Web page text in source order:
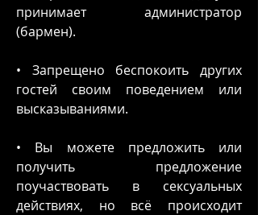
принимает администратор
(бармен).
• Запрещено беспокоить других
гостей своим поведением или
высказываниями.
• Вы можете предложить или
получить предложение
поучаствовать в сексуальных
действиях, но всё происходит